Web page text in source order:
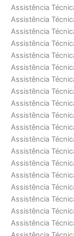
Assistência
Assistência
Assistência
Assistência
Assistência
Assistência
Assistência
Assistência
Assistência
Assistência
Assistência
Assistência
Assistência
Assistência
Assistência
Assistência
Assistência
Assistência
Assistência